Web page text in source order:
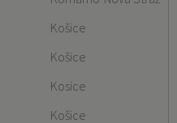
Košice
Košice
Kosice
Košice